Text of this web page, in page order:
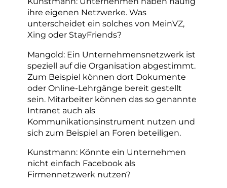
ihre eigenen Netzwerke. Was
unterscheidet ein solches von MeinVZ,
Xing oder StayFriends?
Mangold: Ein Unternehmensnetzwerk ist
speziell auf die Organisation abgestimmt.
Zum Beispiel können dort Dokumente
oder Online-Lehrgänge bereit gestellt
sein. Mitarbeiter können das so genannte
Intranet auch als
Kommunikationsinstrument nutzen und
sich zum Beispiel an Foren beteiligen.
Kunstmann: Könnte ein Unternehmen
nicht einfach Facebook als
Firmennetzwerk nutzen?